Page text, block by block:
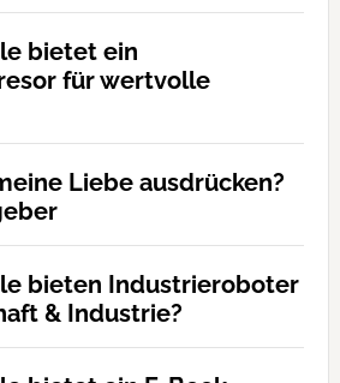
bietet ein
für wertvolle
Liebe ausdrücken?
bieten Industrieroboter
& Industrie?